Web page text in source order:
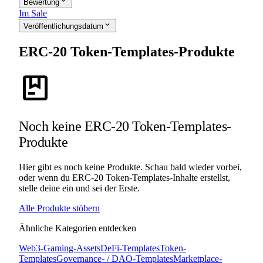
Bewertung
Im Sale
Veröffentlichungsdatum expand_more
ERC-20 Token-Templates-Produkte
package
Noch keine ERC-20 Token-Templates-
Produkte
Hier gibt es noch keine Produkte. Schau bald wieder vorbei,
oder wenn du ERC-20 Token-Templates-Inhalte erstellst,
stelle deine ein und sei der Erste.
Alle Produkte stöbern
Ähnliche Kategorien entdecken
Web3-Gaming-AssetsDeFi-TemplatesToken-
TemplatesGovernance- / DAO-TemplatesMarketplace-